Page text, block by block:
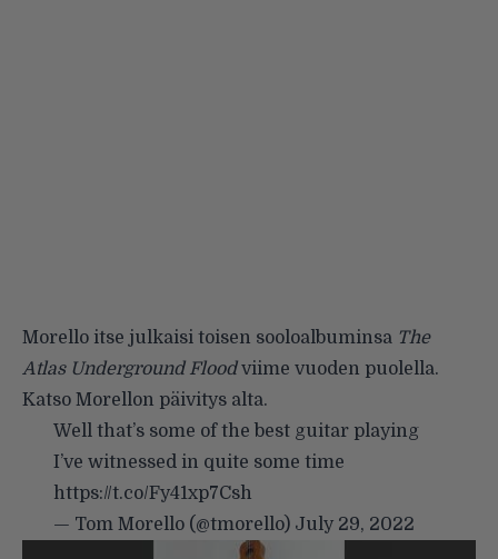
Morello itse julkaisi toisen sooloalbuminsa The
Atlas Underground Floodviime vuoden puolella.
Katso Morellon päivitys alta.
Well that’s some of the best guitar playing
I’ve witnessed in quite some time
https://t.co/Fy41xp7Csh
— Tom Morello (@tmorello) July 29, 2022